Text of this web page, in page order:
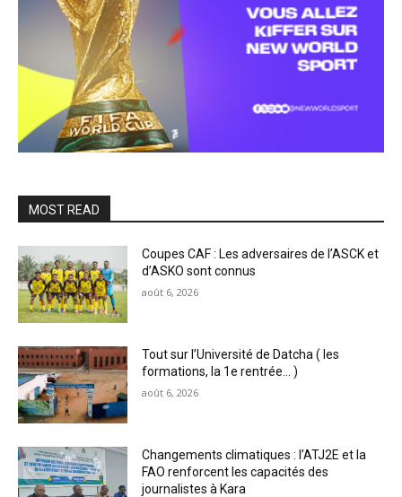
MOST READ
Coupes CAF : Les adversaires de l’ASCK et
d’ASKO sont connus
août 6, 2026
Tout sur l’Université de Datcha ( les
formations, la 1e rentrée… )
août 6, 2026
Changements climatiques : l’ATJ2E et la
FAO renforcent les capacités des
journalistes à Kara